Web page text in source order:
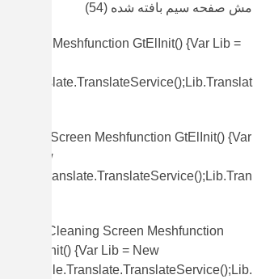
مش صفحه سیم بافته شده (54)
Screen Meshfunction GtElInit() {var Lib =
Screen Meshfunction GtElInit() {var
= New
Self Cleaning Screen Meshfunction
GtElInit() {var Lib = New
Google.translate.TranslateService();lib.